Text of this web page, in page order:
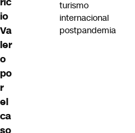
io
Va
ler
o
po
r
el
ca
so
turismo
internacional
postpandemia